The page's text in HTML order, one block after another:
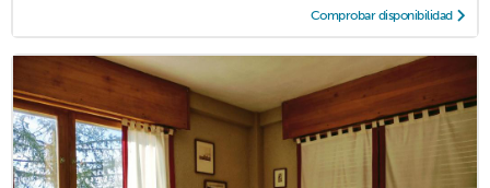
Comprobar disponibilidad